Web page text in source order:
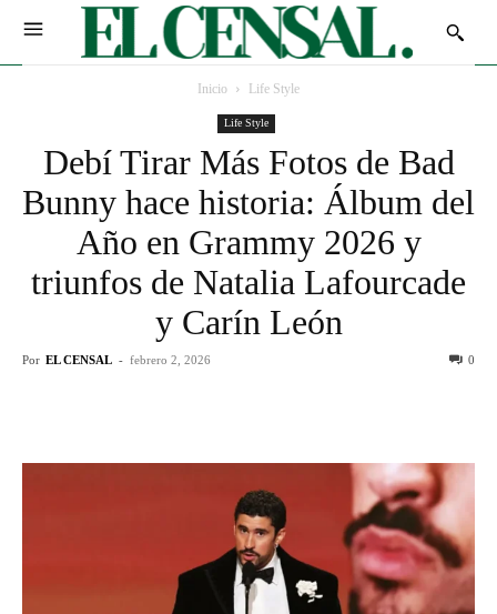
Inicio Life Style
Life Style
Debí Tirar Más Fotos de Bad
Bunny hace historia: Álbum del
Año en Grammy 2026 y
triunfos de Natalia Lafourcade
y Carín León
Por EL CENSAL - febrero 2, 2026 0